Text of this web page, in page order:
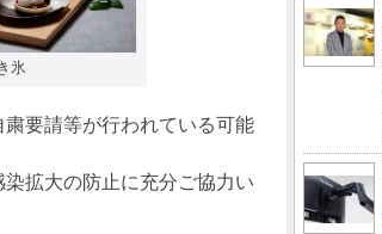
氷
要請等が行われている可能
拡大の防止に充分ご協力い